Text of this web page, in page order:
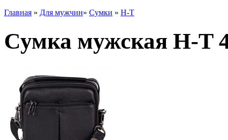
Главная » Для мужчин» Сумки » H-T
Сумка мужская H-T